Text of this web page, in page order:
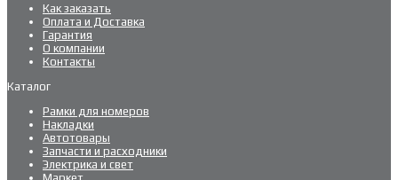
Как заказать
Оплата и Доставка
Гарантия
О компании
Контакты
Каталог
Рамки для номеров
Накладки
Автотовары
Запчасти и расходники
Электрика и свет